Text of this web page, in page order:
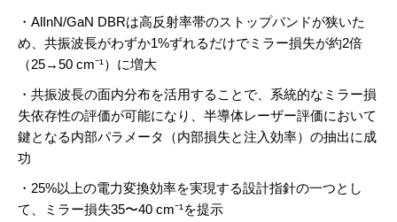
・AlInN/GaN DBRは高反射率帯のストップバンドが狭いた
め、共振波長がわずか1%ずれるだけでミラー損失が約2倍
（25→50 cm⁻¹）に増大
・共振波長の面内分布を活用することで、系統的なミラー損
失依存性の評価が可能になり、半導体レーザー評価において
鍵となる内部パラメータ（内部損失と注入効率）の抽出に成
功
・25%以上の電力変換効率を実現する設計指針の一つとし
て、ミラー損失35〜40 cm⁻¹を提示